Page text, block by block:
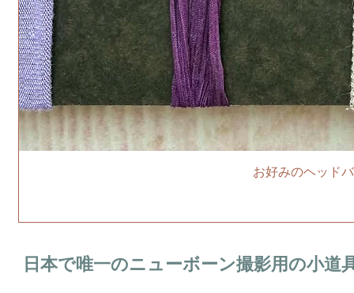
お好みのヘッド
日本で唯一のニューボーン撮影用の小道